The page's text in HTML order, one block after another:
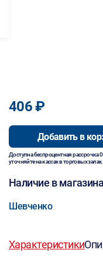
406 ₽
Добавить в
Доступна беспроцентная рассрочка
уточняйте на кассах в торговых залах.
Наличие в
Шевченко
Характеристики